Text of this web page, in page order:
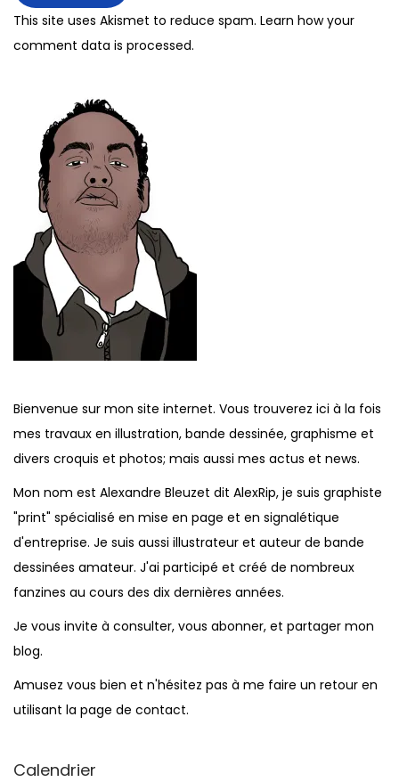
This site uses Akismet to reduce spam. Learn how your
comment data is processed.
Bienvenue sur mon site internet. Vous trouverez ici à la fois
mes travaux en illustration, bande dessinée, graphisme et
divers croquis et photos; mais aussi mes actus et news.
Mon nom est Alexandre Bleuzet dit AlexRip, je suis graphiste
"print" spécialisé en mise en page et en signalétique
d'entreprise. Je suis aussi illustrateur et auteur de bande
dessinées amateur. J'ai participé et créé de nombreux
fanzines au cours des dix dernières années.
Je vous invite à consulter, vous abonner, et partager mon
blog.
Amusez vous bien et n'hésitez pas à me faire un retour en
utilisant la page de contact.
Calendrier